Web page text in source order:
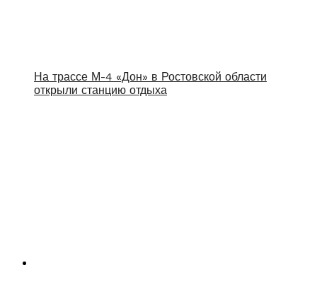
На трассе М-4 «Дон» в Ростовской области
открыли станцию отдыха